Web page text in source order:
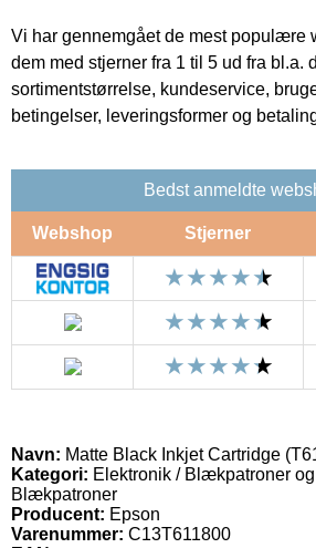
Vi har gennemgået de mest populære
dem med stjerner fra 1 til 5 ud fra bl.a.
sortimentstørrelse, kundeservice,
betingelser, leveringsformer og
Bedst anmeldte
Webshop Stjerner
Navn: Matte Black Inkjet Cartridge
Kategori: Elektronik / Blækpatroner
Blækpatroner
Producent: Epson
Varenummer: C13T611800